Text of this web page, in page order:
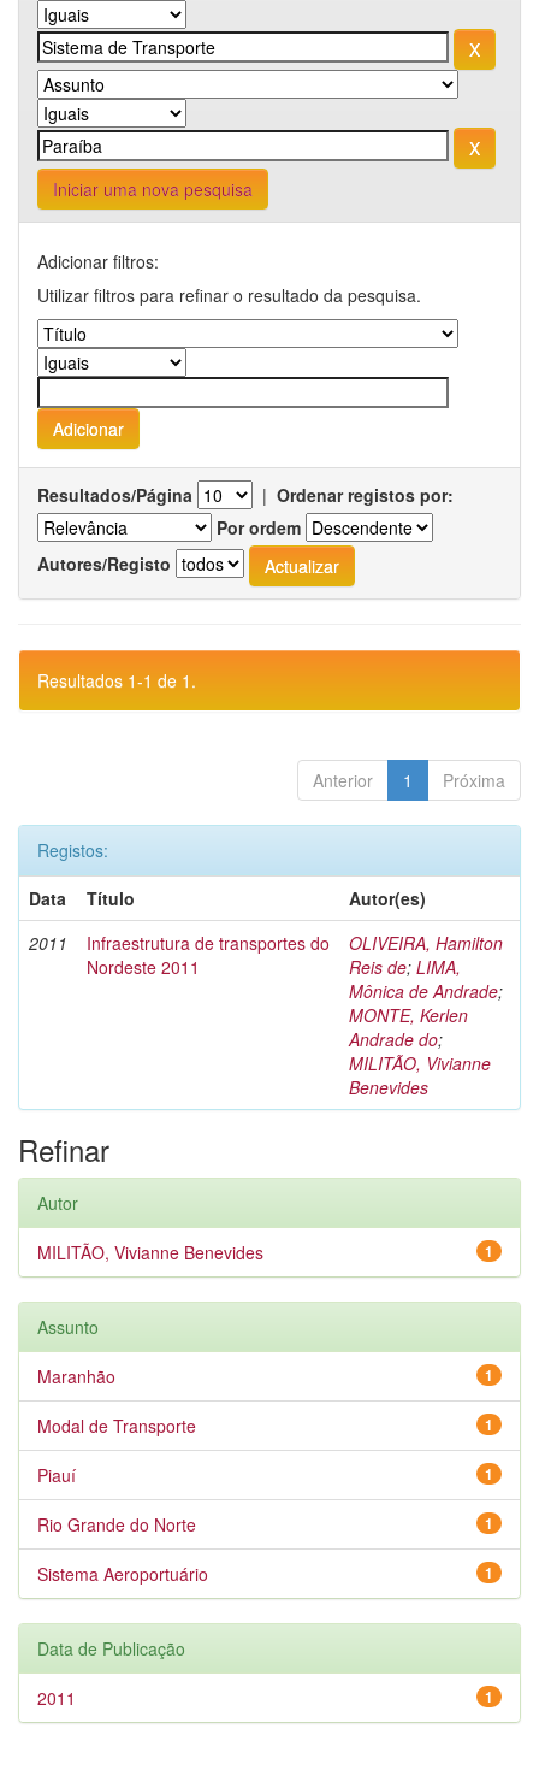
Iniciar uma nova pesquisa
Adicionar filtros:
Utilizar filtros para refinar o resultado da pesquisa.
Resultados/Página | Ordenar registos por:
Por ordem
Autores/Registo
Resultados 1-1 de 1.
Anterior 1 Próxima
Registos:
Data
Título
Autor(es)
2011
Infraestrutura de transportes do
Nordeste 2011
OLIVEIRA, Hamilton
Reis de; LIMA,
Mônica de Andrade;
MONTE, Kerlen
Andrade do;
MILITÃO, Vivianne
Benevides
Refinar
Autor
1
MILITÃO, Vivianne Benevides
Assunto
1
Maranhão
1
Modal de Transporte
1
Piauí
1
Rio Grande do Norte
1
Sistema Aeroportuário
Data de Publicação
1
2011